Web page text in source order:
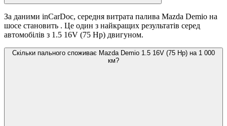
За даними inCarDoc, середня витрата палива Mazda Demio на
шосе становить . Це один з найкращих результатів серед
автомобілів з 1.5 16V (75 Hp) двигуном.
Скільки пального споживає Mazda Demio 1.5 16V (75 Hp) на 1 000
км?